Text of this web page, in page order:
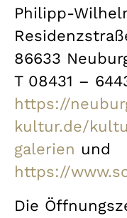
Philipp-
86633
T 08431 –
https://
kultur.de/
galerien und
https://
Die